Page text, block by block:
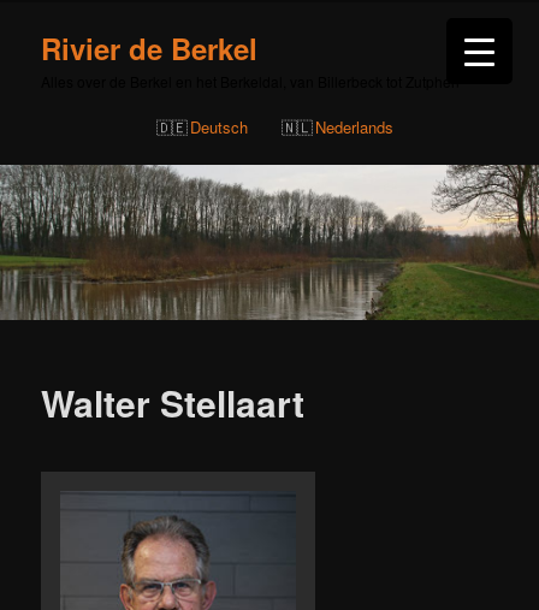
Rivier de Berkel
Deutsch Nederlands
Walter Stellaart